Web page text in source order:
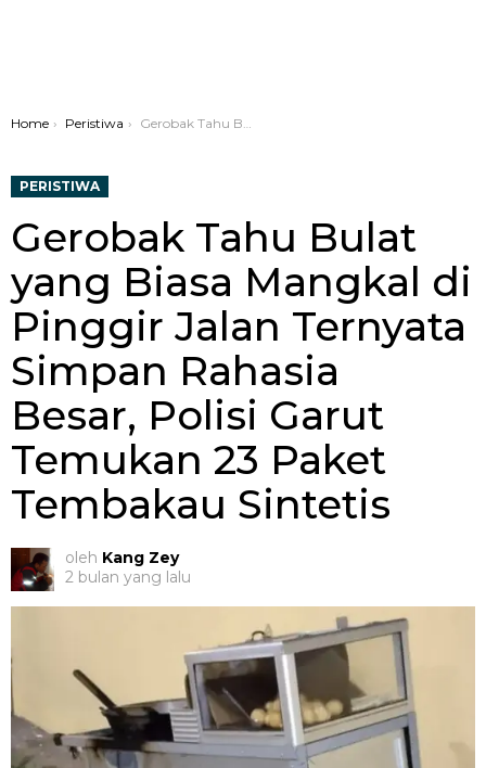
You are here:
Home Peristiwa Gerobak Tahu Bulat yang Biasa Mangkal di Pinggir Jalan Ternyata Simpan Rahasia Besar, Polisi Garut Temukan 23 Paket Tembakau Sintetis
PERISTIWA
Gerobak Tahu Bulat
yang Biasa Mangkal di
Pinggir Jalan Ternyata
Simpan Rahasia
Besar, Polisi Garut
Temukan 23 Paket
Tembakau Sintetis
oleh Kang Zey
2 bulan yang lalu